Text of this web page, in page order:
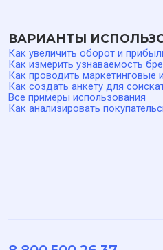
9727004090, КПП 772701001, ОГРН
117041, город Москва, ул. Адмирала
кабинет 6, этаж 5, телефон: 8 800 500 26
support@foquz.ru